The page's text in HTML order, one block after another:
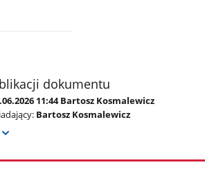
dokumentu
11:44 Bartosz Kosmalewicz
Bartosz Kosmalewicz